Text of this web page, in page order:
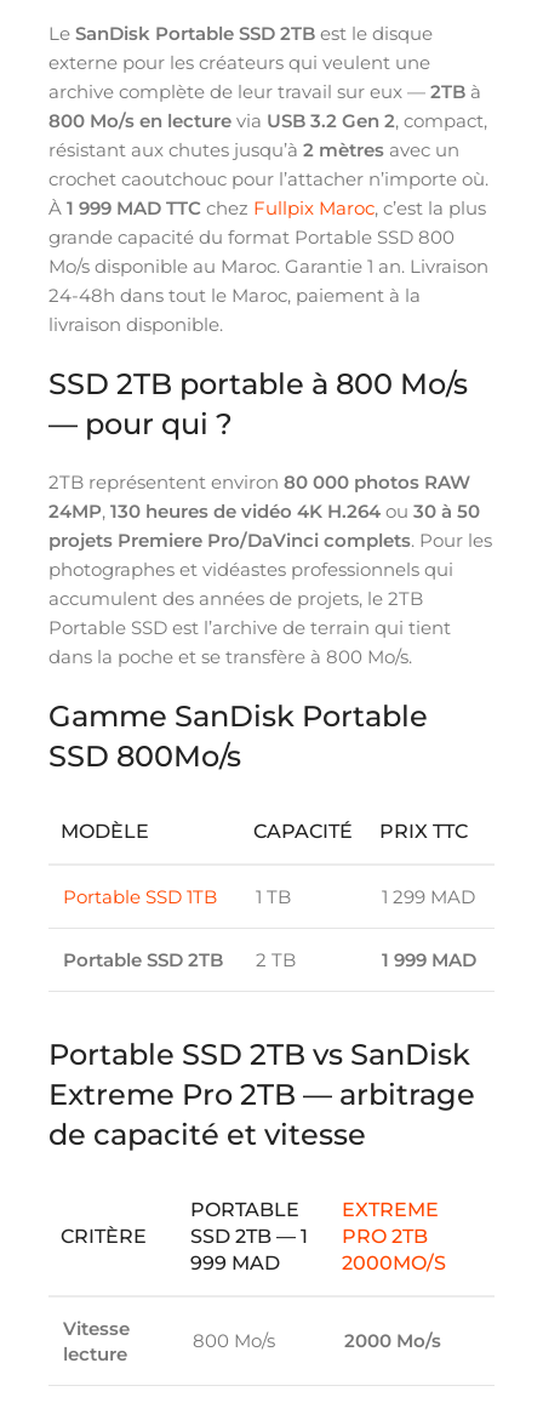
Le SanDisk Portable SSD 2TB est le disque
externe pour les créateurs qui veulent une
archive complète de leur travail sur eux — 2TB à
800 Mo/s en lecture via USB 3.2 Gen 2, compact,
résistant aux chutes jusqu’à 2 mètres avec un
crochet caoutchouc pour l’attacher n’importe où.
À 1 999 MAD TTC chez Fullpix Maroc, c’est la plus
grande capacité du format Portable SSD 800
Mo/s disponible au Maroc. Garantie 1 an. Livraison
24-48h dans tout le Maroc, paiement à la
livraison disponible.
SSD 2TB portable à 800 Mo/s
— pour qui ?
2TB représentent environ 80 000 photos RAW
24MP, 130 heures de vidéo 4K H.264 ou 30 à 50
projets Premiere Pro/DaVinci complets. Pour les
photographes et vidéastes professionnels qui
accumulent des années de projets, le 2TB
Portable SSD est l’archive de terrain qui tient
dans la poche et se transfère à 800 Mo/s.
Gamme SanDisk Portable
SSD 800Mo/s
MODÈLE CAPACITÉ PRIX TTC
Portable SSD 1TB 1 TB 1 299 MAD
Portable SSD 2TB 2 TB 1 999 MAD
Portable SSD 2TB vs SanDisk
Extreme Pro 2TB — arbitrage
de capacité et vitesse
CRITÈRE
PORTABLE
SSD 2TB — 1
999 MAD
EXTREME
PRO 2TB
2000MO/S
Vitesse
lecture
800 Mo/s 2000 Mo/s